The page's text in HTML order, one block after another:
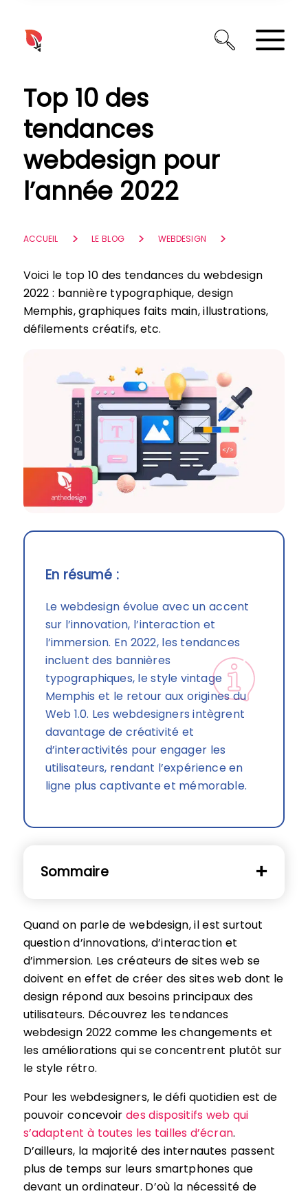
Top 10 des
tendances
webdesign pour
l’année 2022
ACCUEIL LE BLOG WEBDESIGN
Voici le top 10 des tendances du webdesign
2022 : bannière typographique, design
Memphis, graphiques faits main, illustrations,
défilements créatifs, etc.
En résumé :
Le webdesign évolue avec un accent
sur l’innovation, l’interaction et
l’immersion. En 2022, les tendances
incluent des bannières
typographiques, le style vintage
Memphis et le retour aux origines du
Web 1.0. Les webdesigners intègrent
davantage de créativité et
d’interactivités pour engager les
utilisateurs, rendant l’expérience en
ligne plus captivante et mémorable.
Sommaire
Quand on parle de webdesign, il est surtout
question d’innovations, d’interaction et
d’immersion. Les créateurs de sites web se
doivent en effet de créer des sites web dont le
design répond aux besoins principaux des
utilisateurs. Découvrez les tendances
webdesign 2022 comme les changements et
les améliorations qui se concentrent plutôt sur
le style rétro.
Pour les webdesigners, le défi quotidien est de
pouvoir concevoirdes dispositifs web qui
s’adaptent à toutes les tailles d’écran.
D’ailleurs, la majorité des internautes passent
plus de temps sur leurs smartphones que
devant un ordinateur. D’où la nécessité de